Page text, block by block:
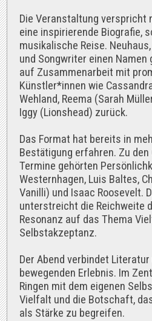
Die Veranstaltung verspricht
eine inspirierende Biografie,
musikalische Reise.
und Songwriter einen
auf Zusammenarbeit mit
Künstler*innen wie
Wehland, Reema (Sarah
Iggy (Lionshead) zurück.
Das Format hat bereits in
Bestätigung erfahren. Zu
Termine gehörten
Westernhagen, Luis Baltes,
Vanilli) und Isaac Roosevelt.
unterstreicht die Reichweite
Resonanz auf das Thema
Selbstakzeptanz.
Der Abend verbindet
bewegenden Erlebnis. Im
Ringen mit dem eigenen
Vielfalt und die Botschaft,
als Stärke zu begreifen.